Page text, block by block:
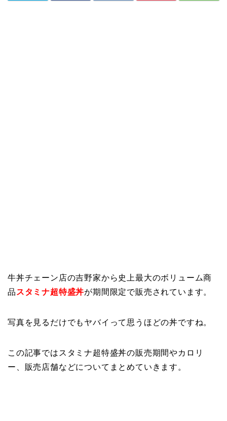
牛丼チェーン店の吉野家から史上最大のボリューム商
品 スタミナ超特盛丼が期間限定で販売されています。
写真を見るだけでもヤバイって思うほどの丼ですね。
この記事ではスタミナ超特盛丼の販売期間やカロリ
ー、販売店舗などについてまとめていきます。